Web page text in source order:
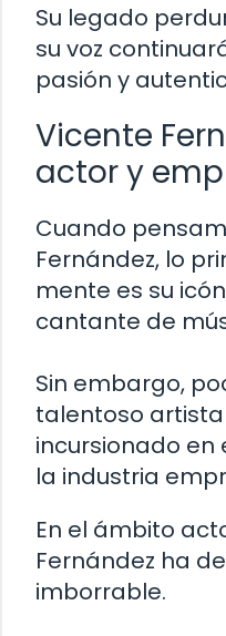
Su legado
su voz
pasión y
Vicente
actor y
Cuando
Fernández, lo
mente es su
cantante de
Sin embargo,
talentoso
incursionado en
la industria
En el ámbito
Fernández ha
imborrable.